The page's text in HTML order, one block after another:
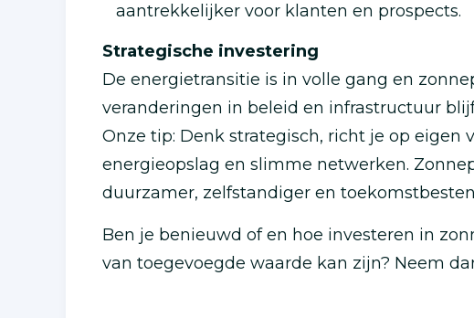
aantrekkelijker voor klanten en prospects.
Strategische investering
De energietransitie is in volle gang en
veranderingen in beleid en infrastructuur
Onze tip: Denk strategisch, richt je op
energieopslag en slimme netwerken.
duurzamer, zelfstandiger en
Ben je benieuwd of en hoe investeren in
van toegevoegde waarde kan zijn? Neem